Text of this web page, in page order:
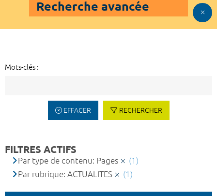
Recherche avancée
Mots-clés :
EFFACER RECHERCHER
FILTRES ACTIFS
Par type de contenu: Pages
(1)
Par rubrique: ACTUALITES
(1)